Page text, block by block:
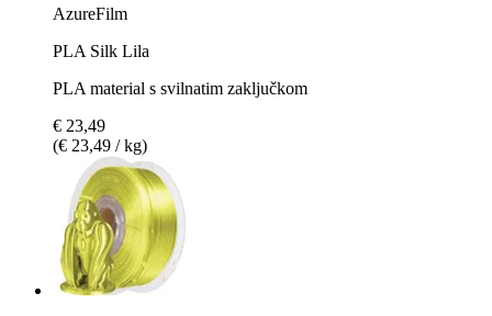
AzureFilm
PLA Silk Lila
PLA material s svilnatim zaključkom
€ 23,49
(€ 23,49 / kg)